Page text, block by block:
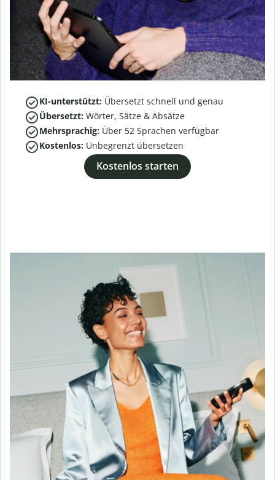
KI-unterstützt: Übersetzt schnell und genau
Übersetzt: Wörter, Sätze & Absätze
Mehrsprachig: Über 52 Sprachen verfügbar
Kostenlos: Unbegrenzt übersetzen
Kostenlos starten